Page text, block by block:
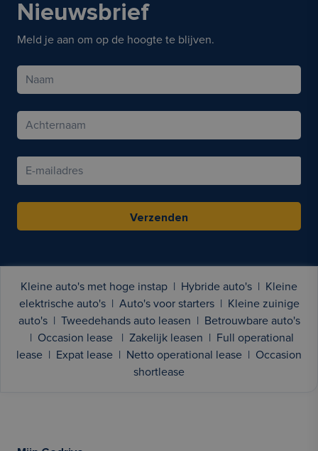
Nieuwsbrief
Meld je aan om op de hoogte te blijven.
Verzenden
Kleine auto's met hoge instap Hybride auto's
Kleine
elektrische auto's
Auto's voor starters
Kleine zuinige
auto's
Tweedehands auto leasen
Betrouwbare auto's
Occasion lease Zakelijk leasen
Full operational
lease
Expat lease Netto operational lease
Occasion
shortlease